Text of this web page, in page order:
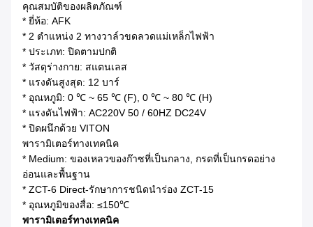
คุณสมบัติของผลิตภัณฑ์
* ยี่ห้อ: AFK
* 2 ตำแหน่ง 2 ทางวาล์วขดลวดแม่เหล็กไฟฟ้า
* ประเภท: ปิดตามปกติ
* วัสดุร่างกาย: สแตนเลส
* แรงดันสูงสุด: 12 บาร์
* อุณหภูมิ: 0 ℃ ~ 65 ℃ (F), 0 ℃ ~ 80 ℃ (H)
* แรงดันไฟฟ้า: AC220V 50 / 60HZ DC24V
* ปิดผนึกด้วย VITON
พารามิเตอร์ทางเทคนิค
* Medium: ของเหลวของก๊าซที่เป็นกลาง, กรดที่เป็นกรดอย่าง
อ่อนและพื้นฐาน
* ZCT-6 Direct-รักษาการชนิดนำร่อง ZCT-15
* อุณหภูมิของสื่อ: ≤150℃
พารามิเตอร์ทางเทคนิค